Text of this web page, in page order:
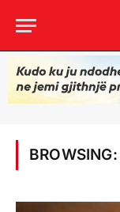
BROWSING: